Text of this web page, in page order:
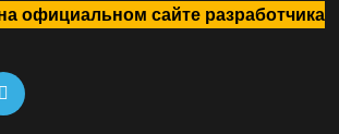
официальном сайте разработчика